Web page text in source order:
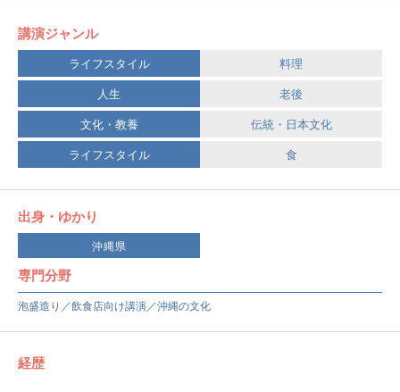
講演ジャンル
ライフスタイル
料理
人生
老後
文化・教養
伝統・日本文化
ライフスタイル
食
出身・ゆかり
沖縄県
専門分野
泡盛造り／飲食店向け講演／沖縄の文化
経歴